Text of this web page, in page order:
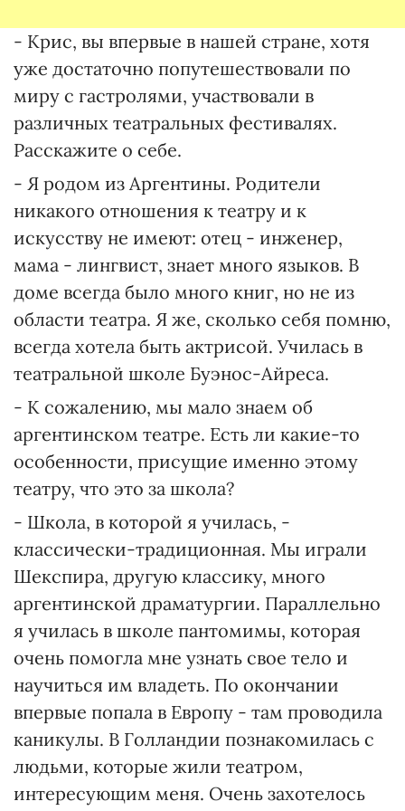
- Крис, вы впервые в нашей стране, хотя
уже достаточно попутешествовали по
миру с гастролями, участвовали в
различных театральных фестивалях.
Расскажите о себе.
- Я родом из Аргентины. Родители
никакого отношения к театру и к
искусству не имеют: отец - инженер,
мама - лингвист, знает много языков. В
доме всегда было много книг, но не из
области театра. Я же, сколько себя помню,
всегда хотела быть актрисой. Училась в
театральной школе Буэнос-Айреса.
- К сожалению, мы мало знаем об
аргентинском театре. Есть ли какие-то
особенности, присущие именно этому
театру, что это за школа?
- Школа, в которой я училась, -
классически-традиционная. Мы играли
Шекспира, другую классику, много
аргентинской драматургии. Параллельно
я училась в школе пантомимы, которая
очень помогла мне узнать свое тело и
научиться им владеть. По окончании
впервые попала в Европу - там проводила
каникулы. В Голландии познакомилась с
людьми, которые жили театром,
интересующим меня. Очень захотелось